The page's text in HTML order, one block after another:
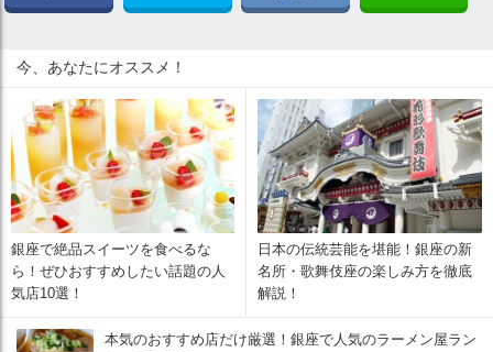
今、あなたにオススメ！
銀座で絶品スイーツを食べるな
ら！ぜひおすすめしたい話題の人
気店10選！
日本の伝統芸能を堪能！銀座の新
名所・歌舞伎座の楽しみ方を徹底
解説！
本気のおすすめ店だけ厳選！銀座で人気のラーメン屋ラン